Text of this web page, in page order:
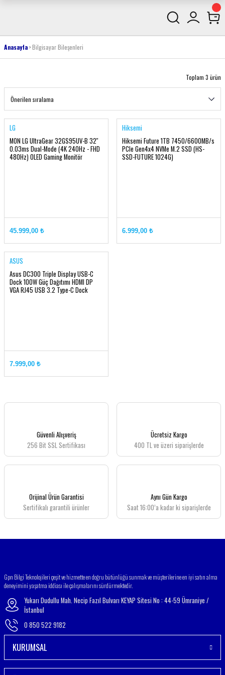
Anasayfa Bilgisayar Bileşenleri
Toplam 3 ürün
LG
MON LG UltraGear 32GS95UV-B 32''
0.03ms Dual-Mode (4K 240Hz - FHD
480Hz) OLED Gaming Monitör
45.999,00 ₺
Hiksemi
Hiksemi Future 1TB 7450/6600MB/s
PCIe Gen4x4 NVMe M.2 SSD (HS-
SSD-FUTURE 1024G)
6.999,00 ₺
ASUS
Asus DC300 Triple Display USB-C
Dock 100W Güç Dağıtımı HDMI DP
VGA RJ45 USB 3.2 Type-C Dock
7.999,00 ₺
Güvenli Alışveriş
256 Bit SSL Sertifikası
Ücretsiz Kargo
400 TL ve üzeri siparişlerde
Orijinal Ürün Garantisi
Sertifikalı garantili ürünler
Aynı Gün Kargo
Saat 16:00’a kadar ki siparişlerde
Gpn Bilgi Teknolojileri çeşit ve hizmette en doğru bütünlüğü sunmak ve müşterilerine en iyi satın alma
deneyimini yaşatma iddiası ile çalışmalarını sürdürmektedir.
Yukarı Dudullu Mah. Necip Fazıl Bulvarı KEYAP Sitesi No : 44-59 Ümraniye /
İstanbul
0 850 522 9182
KURUMSAL